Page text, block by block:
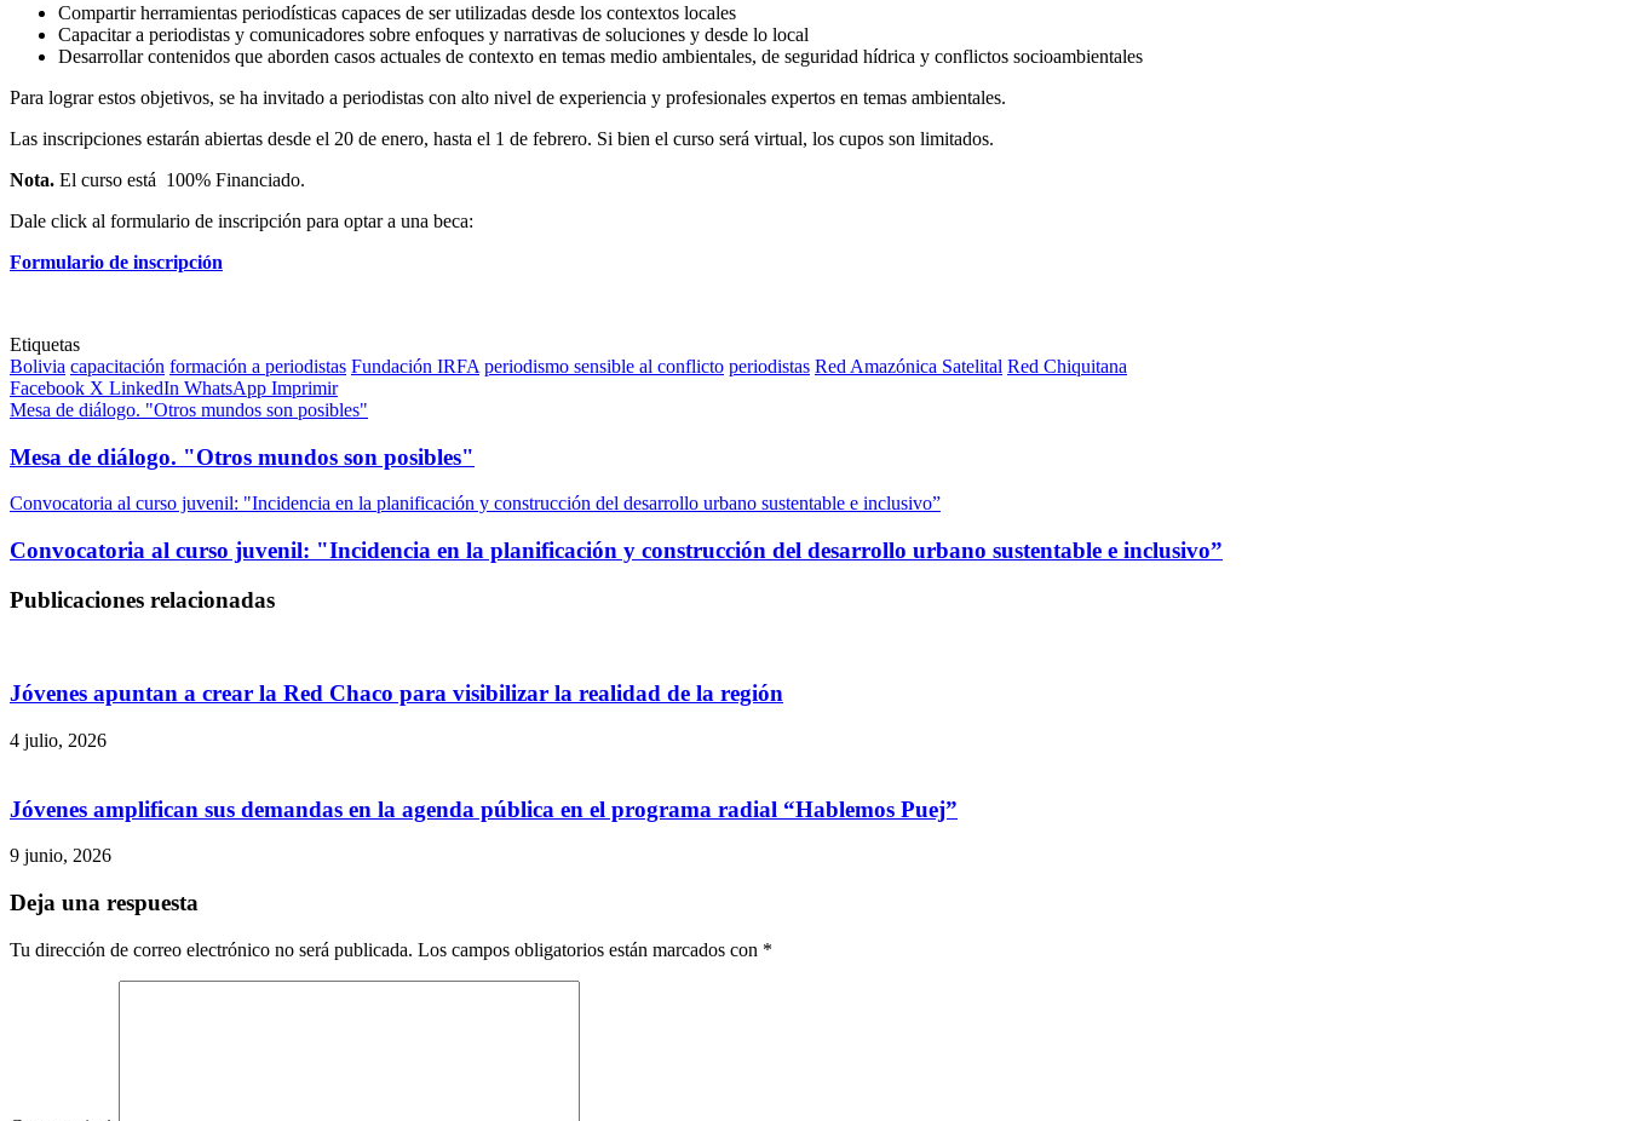
Compartir herramientas periodísticas capaces de ser utilizadas desde los contextos locales
Capacitar a periodistas y comunicadores sobre enfoques y narrativas de soluciones y desde lo local
Desarrollar contenidos que aborden casos actuales de contexto en temas medio ambientales, de seguridad hídrica y conflictos socioambientales
Para lograr estos objetivos, se ha invitado a periodistas con alto nivel de experiencia y profesionales expertos en temas ambientales.
Las inscripciones estarán abiertas desde el 20 de enero, hasta el 1 de febrero. Si bien el curso será virtual, los cupos son limitados.
Nota. El curso está 100% Financiado.
Dale click al formulario de inscripción para optar a una beca:
Formulario de inscripción
Etiquetas
Bolivia capacitación formación a periodistas Fundación IRFA periodismo sensible al conflicto periodistas Red Amazónica Satelital Red Chiquitana
Facebook X LinkedIn WhatsApp Imprimir
Mesa de diálogo. "Otros mundos son posibles"
Mesa de diálogo. "Otros mundos son posibles"
Convocatoria al curso juvenil: "Incidencia en la planificación y construcción del desarrollo urbano sustentable e inclusivo”
Convocatoria al curso juvenil: "Incidencia en la planificación y construcción del desarrollo urbano sustentable e inclusivo”
Publicaciones relacionadas
Jóvenes apuntan a crear la Red Chaco para visibilizar la realidad de la región
4 julio, 2026
Jóvenes amplifican sus demandas en la agenda pública en el programa radial “Hablemos Puej”
9 junio, 2026
Deja una respuesta
Tu dirección de correo electrónico no será publicada. Los campos obligatorios están marcados con *